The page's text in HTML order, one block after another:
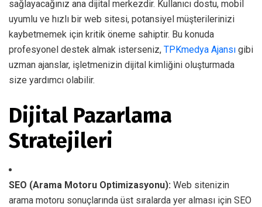
sağlayacağınız ana dijital merkezdir. Kullanıcı dostu, mobil
uyumlu ve hızlı bir web sitesi, potansiyel müşterilerinizi
kaybetmemek için kritik öneme sahiptir. Bu konuda
profesyonel destek almak isterseniz, TPKmedya Ajansı gibi
uzman ajanslar, işletmenizin dijital kimliğini oluşturmada
size yardımcı olabilir.
Dijital Pazarlama
Stratejileri
SEO (Arama Motoru Optimizasyonu): Web sitenizin
arama motoru sonuçlarında üst sıralarda yer alması için SEO